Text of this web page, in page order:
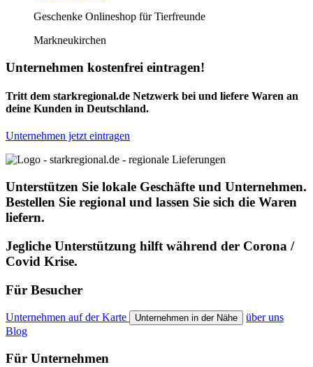
Geschenke Onlineshop für Tierfreunde
Markneukirchen
Unternehmen kostenfrei eintragen!
Tritt dem starkregional.de Netzwerk bei und liefere Waren an
deine Kunden in Deutschland.
Unternehmen jetzt eintragen
Unterstützen Sie lokale Geschäfte und Unternehmen.
Bestellen Sie regional und lassen Sie sich die Waren
liefern.
Jegliche Unterstützung hilft während der Corona /
Covid Krise.
Für Besucher
Unternehmen auf der Karte Unternehmen in der Nähe
über uns
Blog
Für Unternehmen